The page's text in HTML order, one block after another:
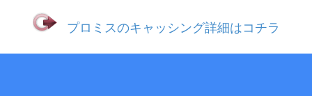
プロミスのキャッシング詳細はコチラ